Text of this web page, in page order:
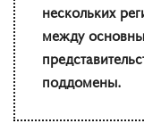
нескольких
между
поддомены.